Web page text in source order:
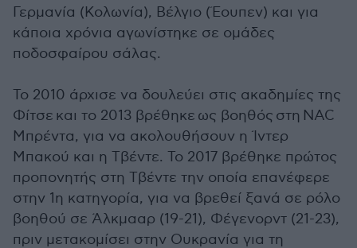
Γερμανία (Κολωνία), Βέλγιο (Έουπεν) και για
κάποια χρόνια αγωνίστηκε σε ομάδες
ποδοσφαίρου σάλας.
Το 2010 άρχισε να δουλεύει στις ακαδημίες της
Φίτσε και το 2013 βρέθηκε ως βοηθός στη NAC
Μπρέντα, για να ακολουθήσουν η Ίντερ
Μπακού και η Τβέντε. Το 2017 βρέθηκε πρώτος
προπονητής στη Τβέντε την οποία επανέφερε
στην 1η κατηγορία, για να βρεθεί ξανά σε ρόλο
βοηθού σε Άλκμααρ (19-21), Φέγενορντ (21-23),
πριν μετακομίσει στην Ουκρανία για τη